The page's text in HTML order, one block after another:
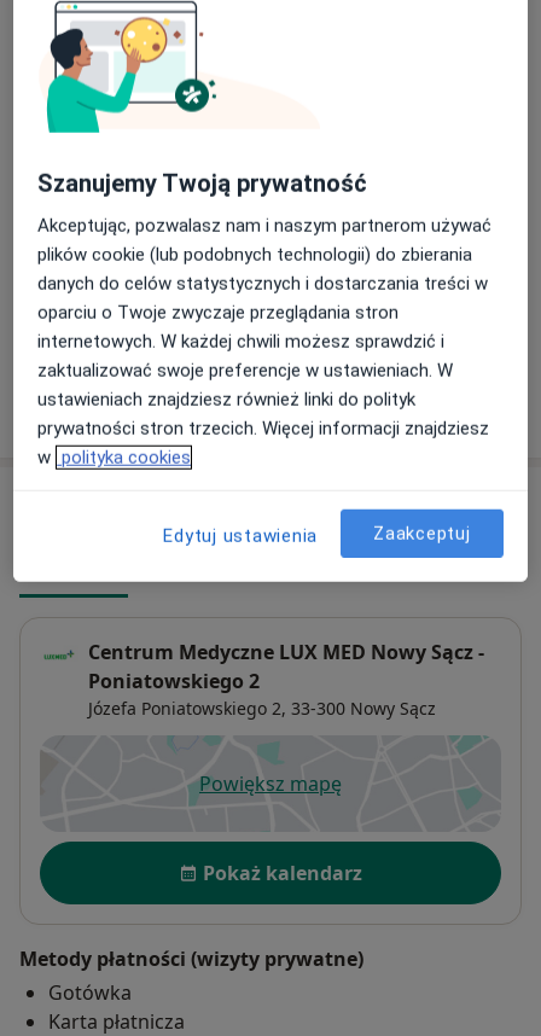
Usługi i ceny
Konsultacja okulistyczna
Od 329 zł Szczegóły
Konsultacja okulistyczna dzieci
Od 329 zł Szczegóły
Konsultacja okulistyczna + badanie
dna oka
Od 329 zł Szczegóły
Umów wizytę
W jaki sposób ustalane są ceny?
Adres 4
Centrum Medyczne LUX MED Nowy Sącz -
Poniatowskiego 2
Józefa Poniatowskiego 2, 33-300 Nowy Sącz
Powiększ mapęotwiera się w nowej karcie
Dostępność
Pokaż kalendarz
Metody płatności (wizyty prywatne)
Gotówka
Karta płatnicza
Szanujemy Twoją prywatność
Akceptując, pozwalasz nam i naszym partnerom używać
plików cookie (lub podobnych technologii) do zbierania
danych do celów statystycznych i dostarczania treści w
oparciu o Twoje zwyczaje przeglądania stron
internetowych. W każdej chwili możesz sprawdzić i
zaktualizować swoje preferencje w ustawieniach. W
ustawieniach znajdziesz również linki do polityk
prywatności stron trzecich. Więcej informacji znajdziesz
w polityka cookies
Edytuj ustawienia Zaakceptuj